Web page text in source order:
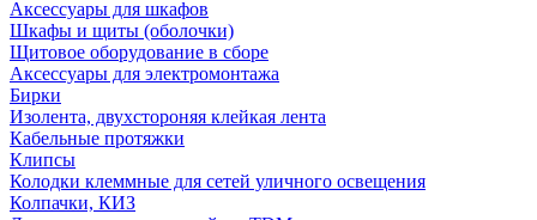
Аксессуары для шкафов
Шкафы и щиты (оболочки)
Щитовое оборудование в сборе
Аксессуары для электромонтажа
Бирки
Изолента, двухстороняя клейкая лента
Кабельные протяжки
Клипсы
Колодки клеммные для сетей уличного освещения
Колпачки, КИЗ